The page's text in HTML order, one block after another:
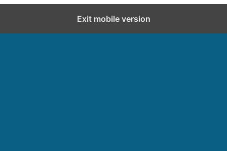
Exit mobile version